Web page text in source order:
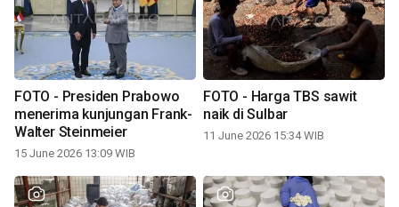
FOTO - Presiden Prabowo
menerima kunjungan Frank-
Walter Steinmeier
15 June 2026 13:09 WIB
FOTO - Harga TBS sawit
naik di Sulbar
11 June 2026 15:34 WIB